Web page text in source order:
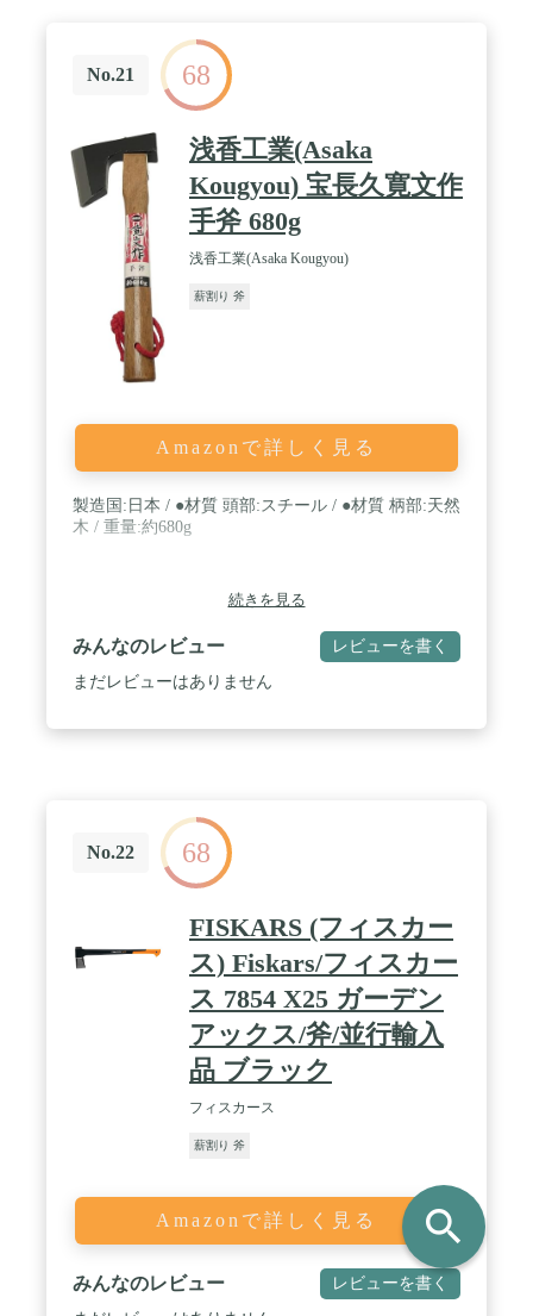
No.21 68
浅香工業(Asaka
Kougyou) 宝長久寛文作
手斧 680g
浅香工業(Asaka Kougyou)
薪割り 斧
Amazonで詳しく見る
製造国:日本 / ●材質 頭部:スチール / ●材質 柄部:天然
木 / 重量:約680g
続きを見る
みんなのレビュー レビューを書く
まだレビューはありません
No.22 68
FISKARS (フィスカー
ス) Fiskars/フィスカー
ス 7854 X25 ガーデン
アックス/斧/並行輸入
品 ブラック
フィスカース
薪割り 斧
Amazonで詳しく見る
みんなのレビュー レビューを書く
search